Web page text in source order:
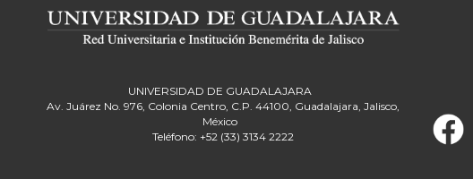
UNIVERSIDAD DE GUADALAJARA
Av. Juárez No. 976, Colonia Centro, C.P. 44100, Guadalajara, Jalisco,
México
Teléfono: +52 (33) 3134 2222